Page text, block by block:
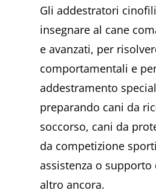
Gli addestratori
insegnare al cane
e avanzati, per
comportamentali e
addestramento
preparando cani da
soccorso, cani da
da competizione
assistenza o supporto
altro ancora.